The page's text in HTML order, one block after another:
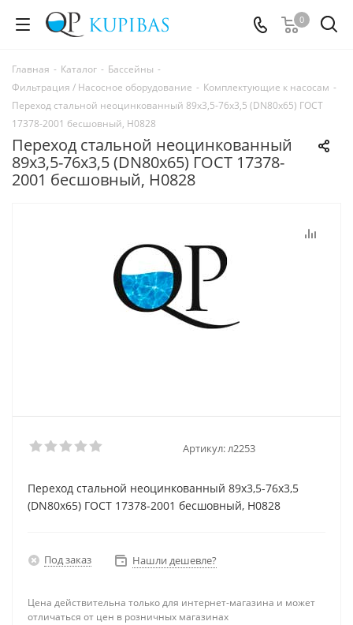
0
Главная - Каталог - Бассейны -
Фильтрация / Насосное оборудование - Комплектующие к насосам -
Переход стальной неоцинкованный 89х3,5-76х3,5 (DN80х65) ГОСТ
17378-2001 бесшовный, Н0828
Переход стальной неоцинкованный
89х3,5-76х3,5 (DN80х65) ГОСТ 17378-
2001 бесшовный, Н0828
Артикул: л2253
Переход стальной неоцинкованный 89х3,5-76х3,5
(DN80х65) ГОСТ 17378-2001 бесшовный, Н0828
Под заказ Нашли дешевле?
Цена действительна только для интернет-магазина и может
отличаться от цен в розничных магазинах